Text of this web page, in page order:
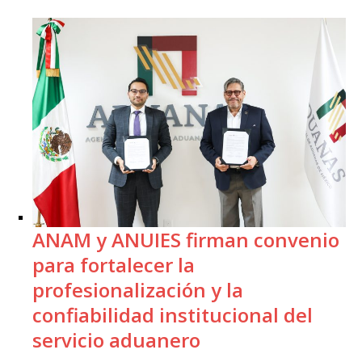
ANAM y ANUIES firman convenio
para fortalecer la
profesionalización y la
confiabilidad institucional del
servicio aduanero